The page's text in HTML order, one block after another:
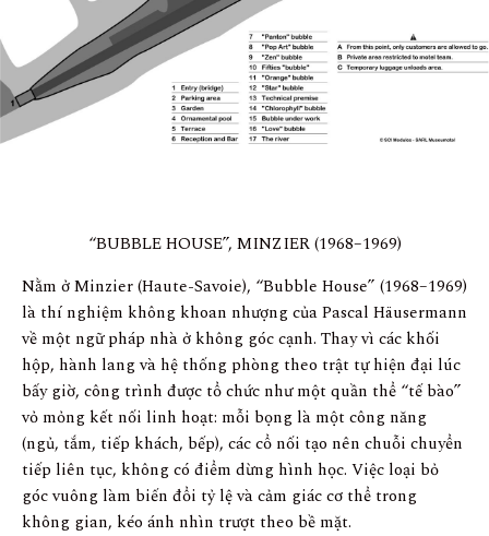
“BUBBLE HOUSE”, MINZIER (1968–1969)
Nằm ở Minzier (Haute-Savoie), “Bubble House” (1968–1969)
là thí nghiệm không khoan nhượng của Pascal Häusermann
về một ngữ pháp nhà ở không góc cạnh. Thay vì các khối
hộp, hành lang và hệ thống phòng theo trật tự hiện đại lúc
bấy giờ, công trình được tổ chức như một quần thể “tế bào”
vỏ mỏng kết nối linh hoạt: mỗi bọng là một công năng
(ngủ, tắm, tiếp khách, bếp), các cổ nối tạo nên chuỗi chuyển
tiếp liên tục, không có điểm dừng hình học. Việc loại bỏ
góc vuông làm biến đổi tỷ lệ và cảm giác cơ thể trong
không gian, kéo ánh nhìn trượt theo bề mặt.